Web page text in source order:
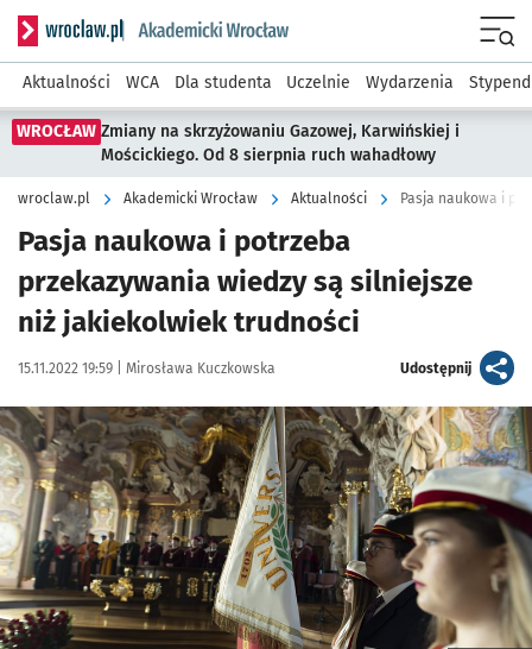
Serwis informacyjny wroclaw.pl podserwis: Akademicki
Aktualności WCA Dla studenta Uczelnie Wydarzenia
WROCŁAW Zmiany na skrzyżowaniu Gazowej, Karwińskiej i
Mościckiego. Od 8 sierpnia ruch wahadłowy
wroclaw.pl Akademicki Wrocław Aktualności
Pasja naukowa i potrzeba
przekazywania wiedzy są silniejsze
niż jakiekolwiek trudności
Data publikacji:
15.11.2022 19:59 | Autor:
Mirosława Kuczkowska Udostępnijartykuł